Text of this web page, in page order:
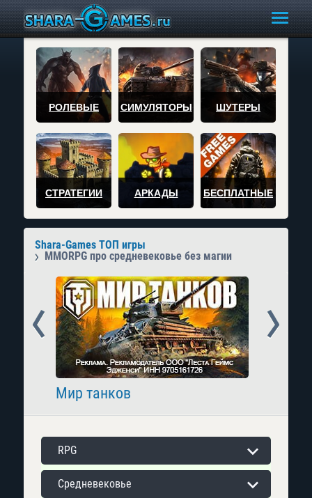
РОЛЕВЫЕ СИМУЛЯТОРЫ ШУТЕРЫ
СТРАТЕГИИ АРКАДЫ БЕСПЛАТНЫЕ
Shara-Games ТОП игры
MMORPG про средневековье без магии
Мир танков
Prev
RPG
Средневековье